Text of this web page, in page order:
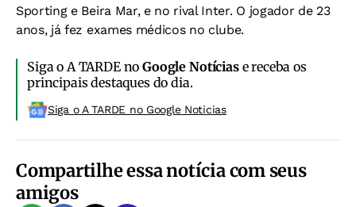
Sporting e Beira Mar, e no rival Inter. O jogador de 23
anos, já fez exames médicos no clube.
Siga o A TARDE noGoogle Notíciase receba os
principais destaques do dia.
Siga o A TARDE no Google Noticias
Compartilhe essa notícia com seus
amigos